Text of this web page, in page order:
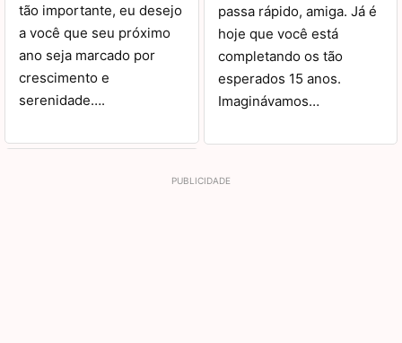
tão importante, eu desejo
a você que seu próximo
ano seja marcado por
crescimento e
serenidade….
passa rápido, amiga. Já é
hoje que você está
completando os tão
esperados 15 anos.
Imaginávamos…